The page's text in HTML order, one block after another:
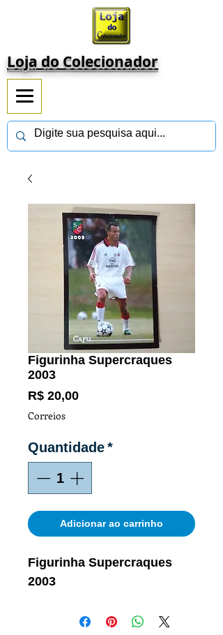
Loja do Colecionador
Figurinha Supercraques
2003
R$ 20,00Preço
Correios
Quantidade*
Adicionar ao carrinho
Figurinha Supercraques
2003